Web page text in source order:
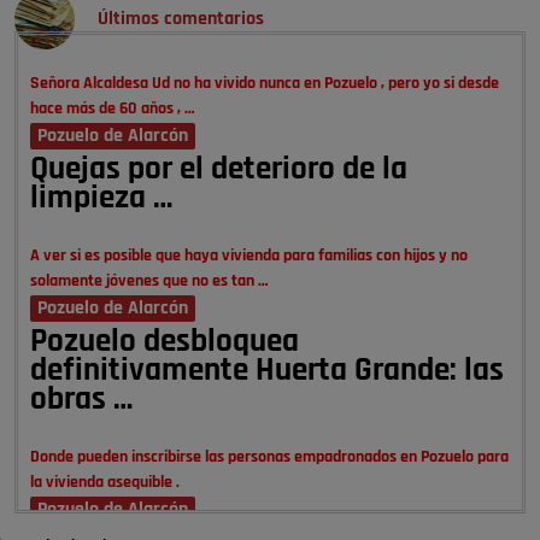
Últimos comentarios
Señora Alcaldesa Ud no ha vivido nunca en Pozuelo , pero yo si desde
hace más de 60 años , …
Pozuelo de Alarcón
Quejas por el deterioro de la
limpieza …
A ver si es posible que haya vivienda para familias con hijos y no
solamente jóvenes que no es tan …
Pozuelo de Alarcón
Pozuelo desbloquea
definitivamente Huerta Grande: las
obras …
Donde pueden inscribirse las personas empadronados en Pozuelo para
la vivienda asequible .
Pozuelo de Alarcón